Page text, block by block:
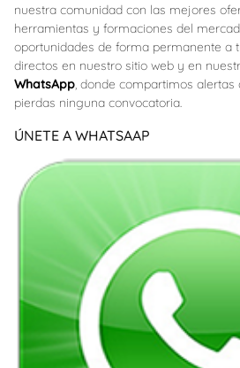
nuestra comunidad con las mejores
herramientas y formaciones del
oportunidades de forma permanente a
directos en nuestro sitio web y en
WhatsApp, donde compartimos alertas
pierdas ninguna convocatoria.
ÚNETE A WHATSAAP